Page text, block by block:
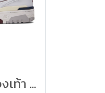
Pre-Order : รองเท้า New Balance 550 NCD